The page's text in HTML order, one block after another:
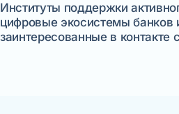
Институты поддержки
цифровые экосистемы банков
заинтересованные в контакте